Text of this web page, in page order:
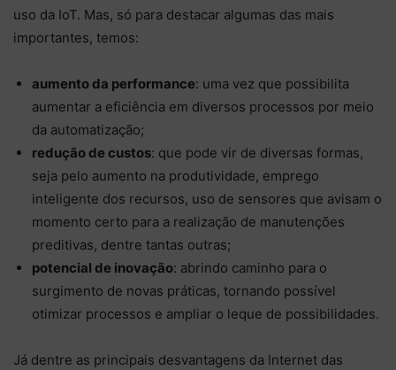
uso da IoT. Mas, só para destacar algumas das mais
importantes, temos:
aumento da performance: uma vez que possibilita
aumentar a eficiência em diversos processos por meio
da automatização;
redução de custos: que pode vir de diversas formas,
seja pelo aumento na produtividade, emprego
inteligente dos recursos, uso de sensores que avisam o
momento certo para a realização de manutenções
preditivas, dentre tantas outras;
potencial de inovação: abrindo caminho para o
surgimento de novas práticas, tornando possível
otimizar processos e ampliar o leque de possibilidades.
Já dentre as principais desvantagens da Internet das